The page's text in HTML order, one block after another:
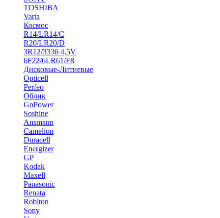
TOSHIBA
Varta
Космос
R14/LR14/C
R20/LR20/D
3R12/3336 4,5V
6F22/6LR61/F8
Дисковые-Литиевые
Opticell
Perfeo
Облик
GoPower
Soshine
Ansmann
Camelion
Duracell
Energizer
GP
Kodak
Maxell
Panasonic
Renata
Robiton
Sony